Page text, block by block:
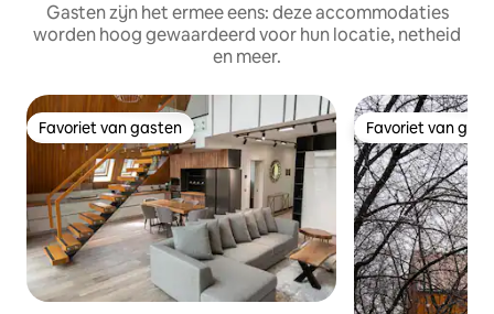
Gasten zijn het ermee eens: deze accommodaties
worden hoog gewaardeerd voor hun locatie, netheid
en meer.
Favoriet van gasten
Favoriet van gasten Favoriet van
Favoriet van